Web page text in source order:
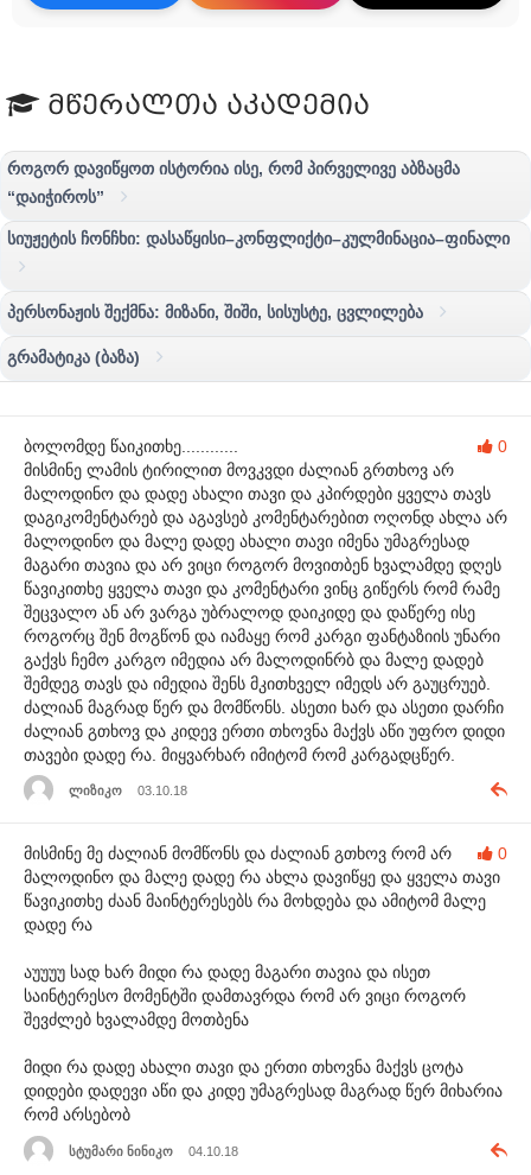
მწერალთა აკადემია
როგორ დავიწყოთ ისტორია ისე, რომ პირველივე აბზაცმა
“დაიჭიროს”
სიუჟეტის ჩონჩხი: დასაწყისი–კონფლიქტი–კულმინაცია–ფინალი
პერსონაჟის შექმნა: მიზანი, შიში, სისუსტე, ცვლილება
გრამატიკა (ბაზა)
0
ბოლომდე წაიკითხე............
მისმინე ლამის ტირილით მოვკვდი ძალიან გრთხოვ არ
მალოდინო და დადე ახალი თავი და კპირდები ყველა თავს
დაგიკომენტარებ და აგავსებ კომენტარებით ოღონდ ახლა არ
მალოდინო და მალე დადე ახალი თავი იმენა უმაგრესად
მაგარი თავია და არ ვიცი როგორ მოვითბენ ხვალამდე დღეს
წავიკითხე ყველა თავი და კომენტარი ვინც გიწერს რომ რამე
შეცვალო ან არ ვარგა უბრალოდ დაიკიდე და დაწერე ისე
როგორც შენ მოგწონ და იამაყე რომ კარგი ფანტაზიის უნარი
გაქვს ჩემო კარგო იმედია არ მალოდინრბ და მალე დადებ
შემდეგ თავს და იმედია შენს მკითხველ იმედს არ გაუცრუებ.
ძალიან მაგრად წერ და მომწონს. ასეთი ხარ და ასეთი დარჩი
ძალიან გთხოვ და კიდევ ერთი თხოვნა მაქვს აწი უფრო დიდი
თავები დადე რა. მიყვარხარ იმიტომ რომ კარგადცწერ.
ლიზიკო 03.10.18
0
მისმინე მე ძალიან მომწონს და ძალიან გთხოვ რომ არ
მალოდინო და მალე დადე რა ახლა დავიწყე და ყველა თავი
წავიკითხე ძაან მაინტერესებს რა მოხდება და ამიტომ მალე
დადე რა
აუუუუ სად ხარ მიდი რა დადე მაგარი თავია და ისეთ
საინტერესო მომენტში დამთავრდა რომ არ ვიცი როგორ
შევძლებ ხვალამდე მოთბენა
მიდი რა დადე ახალი თავი და ერთი თხოვნა მაქვს ცოტა
დიდები დადევი აწი და კიდე უმაგრესად მაგრად წერ მიხარია
რომ არსებობ
სტუმარი ნინიკო 04.10.18